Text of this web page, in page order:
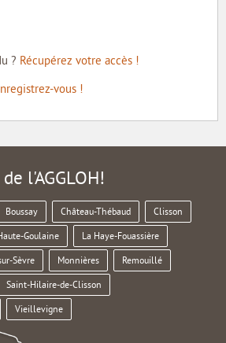
? Récupérez votre accès !
vous !
l'AGGLOH!
Boussay Château-Thébaud Clisson
Goulaine La Haye-Fouassière
Sèvre Monnières Remouillé
Saint-Hilaire-de-Clisson
Vieillevigne